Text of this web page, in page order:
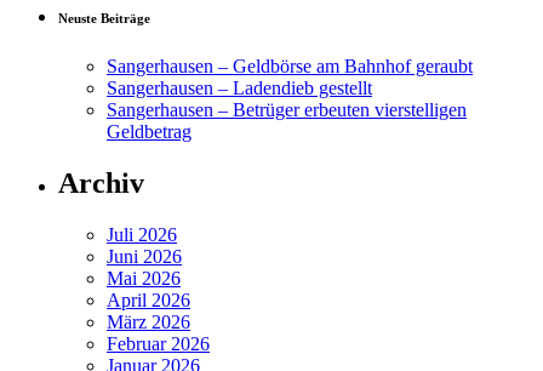
Neuste Beiträge
Sangerhausen – Geldbörse am Bahnhof geraubt
Sangerhausen – Ladendieb gestellt
Sangerhausen – Betrüger erbeuten vierstelligen
Geldbetrag
Archiv
Juli 2026
Juni 2026
Mai 2026
April 2026
März 2026
Februar 2026
Januar 2026